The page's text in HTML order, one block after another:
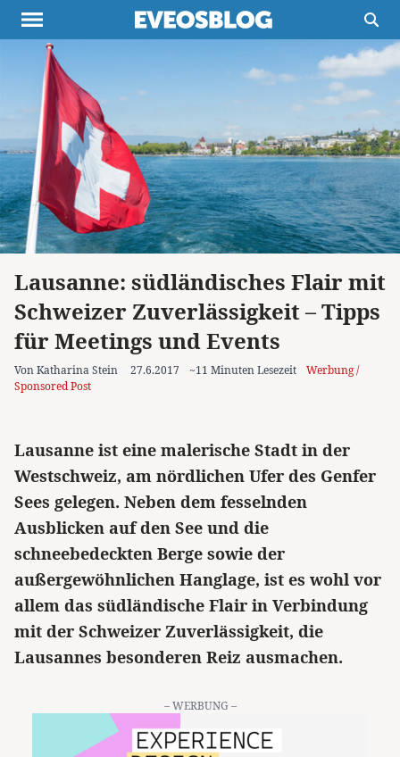
Themen
Inspiration
Destinationen
Buchtipps
Newsletter
Lausanne: südländisches Flair mit
Schweizer Zuverlässigkeit – Tipps
für Meetings und Events
Von Katharina Stein 27.6.2017 ~11 Minuten Lesezeit
Werbung /
Sponsored Post
Lausanne ist eine malerische Stadt in der
Westschweiz, am nördlichen Ufer des Genfer
Sees gelegen. Neben dem fesselnden
Ausblicken auf den See und die
schneebedeckten Berge sowie der
außergewöhnlichen Hanglage, ist es wohl vor
allem das südländische Flair in Verbindung
mit der Schweizer Zuverlässigkeit, die
Lausannes besonderen Reiz ausmachen.
– WERBUNG –